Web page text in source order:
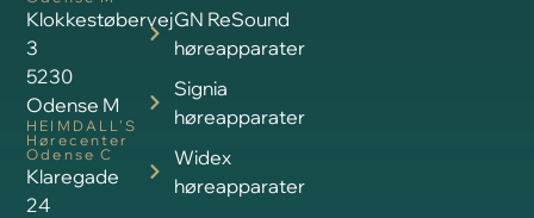
Klokkestøbervej
3
5230
Odense M
HEIMDALL’S
Hørecenter
Odense C
Klaregade
24
GN ReSound
høreapparater
Signia
høreapparater
Widex
høreapparater